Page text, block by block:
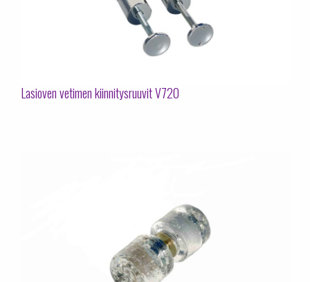
Lasioven vetimen kiinnitysruuvit V720